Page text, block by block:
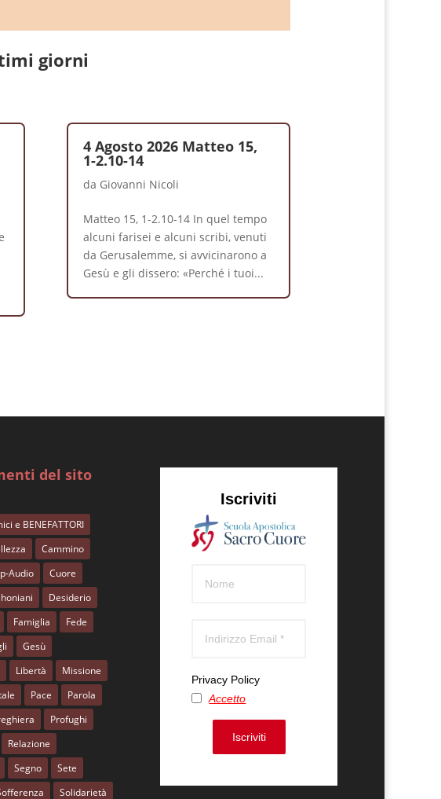
giorni
4 Agosto 2026 Matteo 15,
1-2.10-14
da Giovanni Nicoli
Matteo 15, 1-2.10-14 In quel tempo
alcuni farisei e alcuni scribi, venuti
da Gerusalemme, si avvicinarono a
Gesù e gli dissero: «Perché i tuoi...
del sito
e BENEFATTORI
Cammino
Audio
Cuore
Desiderio
Famiglia
Fede
Gesù
Libertà
Missione
Pace
Parola
Profughi
Relazione
Segno
Sete
Solidarietà
Iscriviti
Privacy Policy
Accetto
Iscriviti